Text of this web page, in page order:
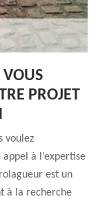
VOUS
PROJET
voulez
à l’expertise
est un
à la recherche